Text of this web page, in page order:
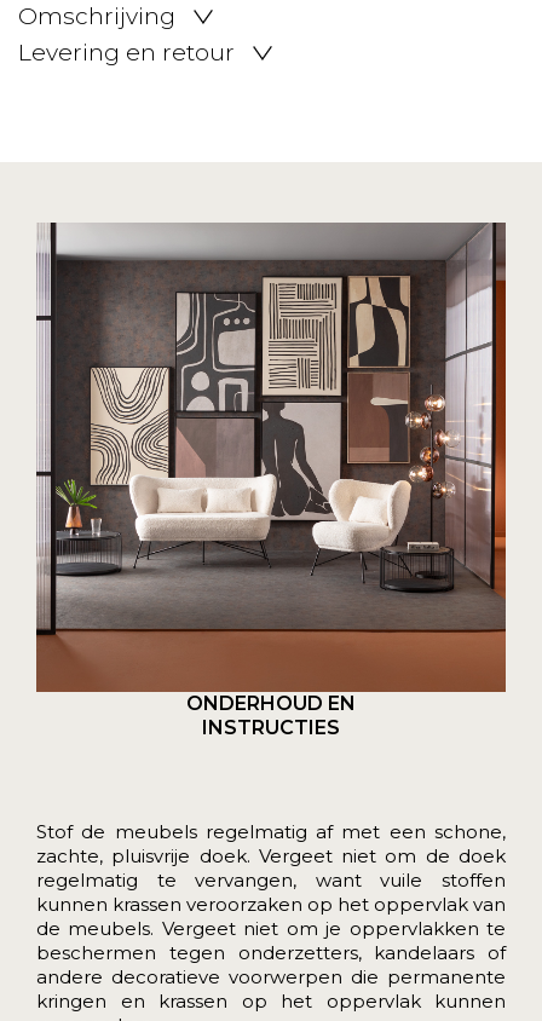
Omschrijving
Levering en retour
ONDERHOUD EN
INSTRUCTIES
Stof de meubels regelmatig af met een schone,
zachte, pluisvrije doek. Vergeet niet om de doek
regelmatig te vervangen, want vuile stoffen
kunnen krassen veroorzaken op het oppervlak van
de meubels. Vergeet niet om je oppervlakken te
beschermen tegen onderzetters, kandelaars of
andere decoratieve voorwerpen die permanente
kringen en krassen op het oppervlak kunnen